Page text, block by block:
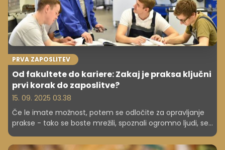
PRVA ZAPOSLITEV
Od fakultete do kariere: Zakaj je praksa ključni
prvi korak do zaposlitve?
15. 09. 2025 03.38
Če le imate možnost, potem se odločite za opravljanje
prakse - tako se boste mrežili, spoznali ogromno ljudi, se
naučili novih veščin in se morda celo že dogovorili za
redno zaposlitev.